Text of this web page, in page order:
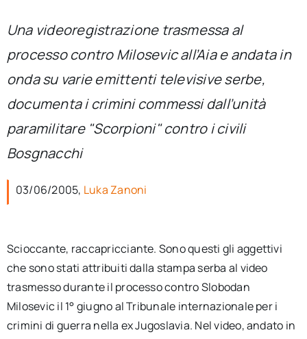
Sezioni
Chi siamo
per:
Una videoregistrazione trasmessa al
processo contro Milosevic all’Aia e andata in
onda su varie emittenti televisive serbe,
documenta i crimini commessi dall’unità
paramilitare "Scorpioni" contro i civili
Bosgnacchi
03/06/2005, Luka Zanoni
Scioccante, raccapricciante. Sono questi gli aggettivi
che sono stati attribuiti dalla stampa serba al video
trasmesso durante il processo contro Slobodan
Milosevic il 1° giugno al Tribunale internazionale per i
crimini di guerra nella ex Jugoslavia. Nel video, andato in